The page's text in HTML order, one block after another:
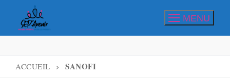
MENU
ACCUEIL SANOFI